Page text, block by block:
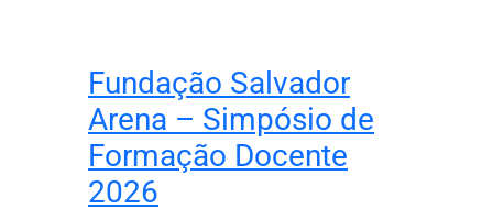
Fundação Salvador
Arena – Simpósio de
Formação Docente
2026